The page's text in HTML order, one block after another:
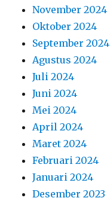
November 2024
Oktober 2024
September 2024
Agustus 2024
Juli 2024
Juni 2024
Mei 2024
April 2024
Maret 2024
Februari 2024
Januari 2024
Desember 2023